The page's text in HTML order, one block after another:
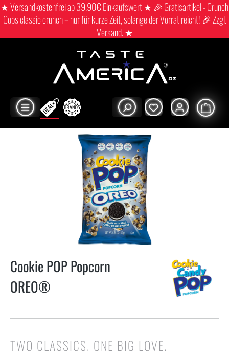
★ Versandkostenfrei ab 39,90€ Einkaufswert ★ 🎉 Gratisartikel - Crunch
Cobs classic crunch – nur für kurze Zeit, solange der Vorrat reicht! 🎉 Zzgl.
Versand. ★
Cookie POP Popcorn
OREO®
TWO CLASSICS. ONE BIG LOVE.